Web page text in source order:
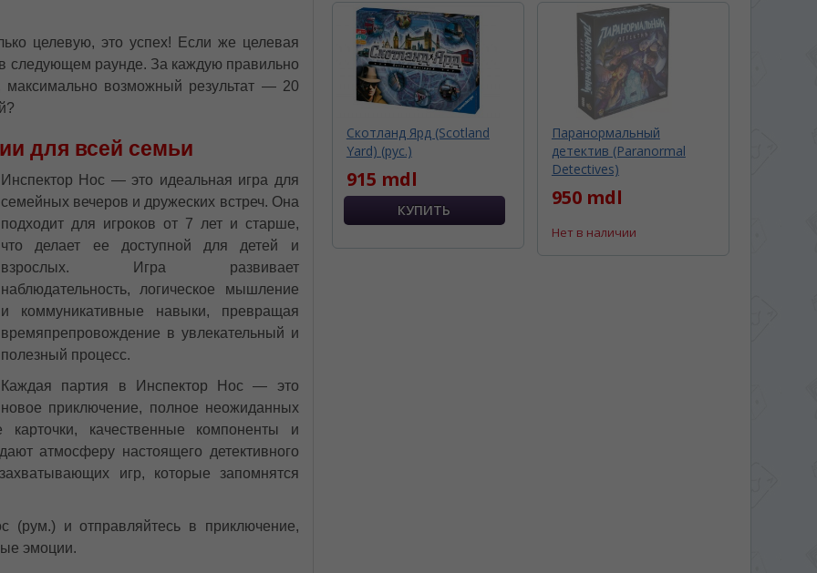
целевую, это успех! Если же целевая
следующем раунде. За каждую правильно
максимально возможный результат — 20
для всей семьи
Инспектор Нос — это идеальная игра для
семейных вечеров и дружеских встреч. Она
подходит для игроков от 7 лет и старше,
что делает ее доступной для детей и
взрослых. Игра развивает
наблюдательность, логическое мышление
и коммуникативные навыки, превращая
времяпрепровождение в увлекательный и
полезный процесс.
Каждая партия в Инспектор Нос — это
новое приключение, полное неожиданных
качественные компоненты и
атмосферу настоящего детективного
игр, которые запомнятся
(рум.) и отправляйтесь в приключение,
эмоции.
Скотланд Ярд (Scotland
Yard) (рус.)
915 mdl
Паранормальный
детектив (Paranormal
Detectives)
950 mdl
Нет в наличии